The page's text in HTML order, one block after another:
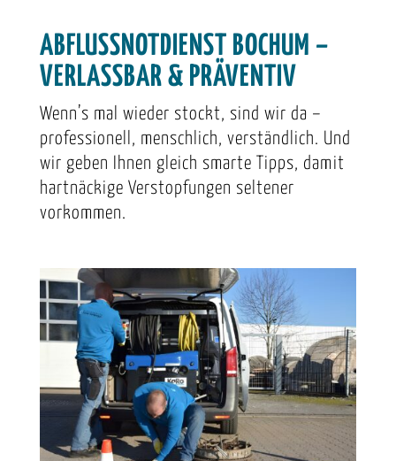
ABFLUSSNOTDIENST BOCHUM –
VERLASSBAR & PRÄVENTIV
Wenn’s mal wieder stockt, sind wir da –
professionell, menschlich, verständlich. Und
wir geben Ihnen gleich smarte Tipps, damit
hartnäckige Verstopfungen seltener
vorkommen.